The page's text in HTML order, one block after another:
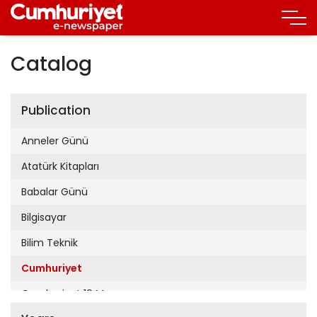
Catalog
Publication
Anneler Günü
Atatürk Kitapları
Babalar Günü
Bilgisayar
Bilim Teknik
Cumhuriyet
Cumhuriyet 19 Mayıs